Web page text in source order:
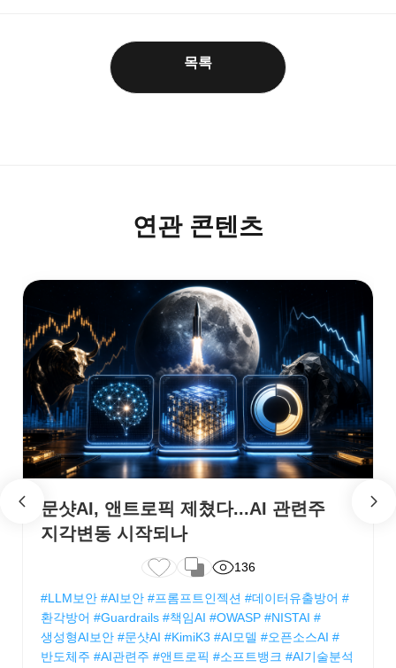
목록
연관 콘텐츠
문샷AI, 앤트로픽 제쳤다...AI 관련주
지각변동 시작되나
136
#LLM보안 #AI보안 #프롬프트인젝션 #데이터유출방어 #
환각방어 #Guardrails #책임AI #OWASP #NISTAI #
생성형AI보안 #문샷AI #KimiK3 #AI모델 #오픈소스AI #
반도체주 #AI관련주 #앤트로픽 #소프트뱅크 #AI기술분석